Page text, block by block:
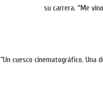
su carrera. "Me
“Un cuesco cinematográfico.